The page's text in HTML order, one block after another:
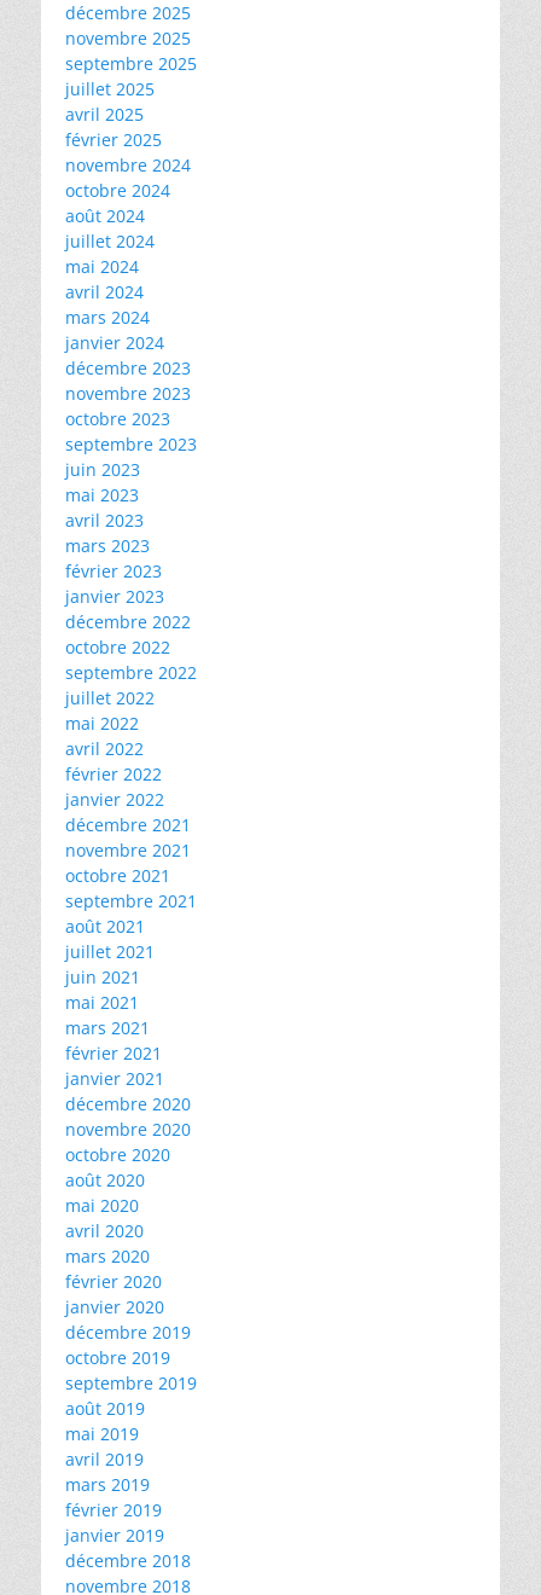
décembre 2025
novembre 2025
septembre 2025
juillet 2025
avril 2025
février 2025
novembre 2024
octobre 2024
août 2024
juillet 2024
mai 2024
avril 2024
mars 2024
janvier 2024
décembre 2023
novembre 2023
octobre 2023
septembre 2023
juin 2023
mai 2023
avril 2023
mars 2023
février 2023
janvier 2023
décembre 2022
octobre 2022
septembre 2022
juillet 2022
mai 2022
avril 2022
février 2022
janvier 2022
décembre 2021
novembre 2021
octobre 2021
septembre 2021
août 2021
juillet 2021
juin 2021
mai 2021
mars 2021
février 2021
janvier 2021
décembre 2020
novembre 2020
octobre 2020
août 2020
mai 2020
avril 2020
mars 2020
février 2020
janvier 2020
décembre 2019
octobre 2019
septembre 2019
août 2019
mai 2019
avril 2019
mars 2019
février 2019
janvier 2019
décembre 2018
novembre 2018